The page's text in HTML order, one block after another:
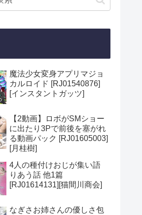
魔法少女変身アプリマジョ
カルロイド [RJ01540876]
[インスタントガッツ]
【2動画】ロボがSMショー
に出たり3Pで前後を塞がれ
る動画パック [RJ01605003]
[月桂樹]
4人の種付けおじが集い語
りあう話 他1篇
[RJ01614131][猫間川商会]
なぎさお姉さんの優しさ包